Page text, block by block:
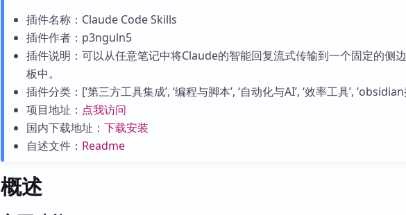
插件名称：Claude Code Skills
插件作者：p3nguln5
插件说明：可以从任意笔记中将Claude的智能回复流式传输到一个固定的侧
板中。
插件分类：[‘第三方工具集成’, ‘编程与脚本’, ‘自动化与AI’, ‘效率工具’, ‘obsidian
项目地址： 点我访问
国内下载地址： 下载安装
自述文件： Readme
概述